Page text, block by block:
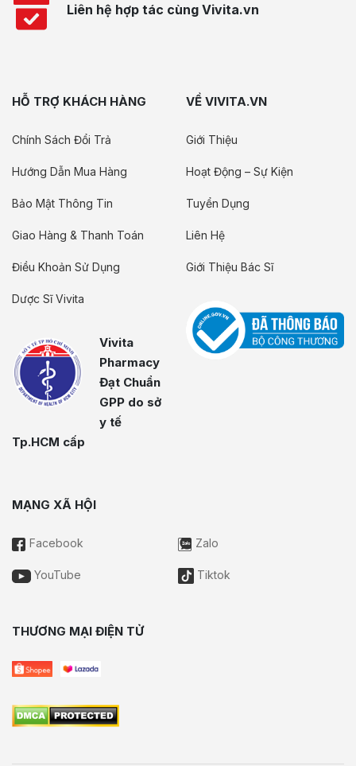
Liên hệ hợp tác cùng Vivita.vn
HỖ TRỢ KHÁCH HÀNG
Chính Sách Đổi Trả
Hướng Dẫn Mua Hàng
Bảo Mật Thông Tin
Giao Hàng & Thanh Toán
Điều Khoản Sử Dụng
Dược Sĩ Vivita
Vivita
Pharmacy
Đạt Chuẩn
GPP do sở
y tế
Tp.HCM cấp
VỀ VIVITA.VN
Giới Thiệu
Hoạt Động – Sự Kiện
Tuyển Dụng
Liên Hệ
Giới Thiệu Bác Sĩ
MẠNG XÃ HỘI
Facebook Zalo
YouTube Tiktok
THƯƠNG MẠI ĐIỆN TỬ